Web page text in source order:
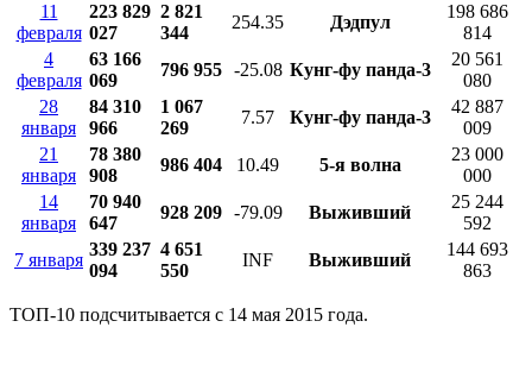
11
февраля
223 829
027
2 821
344
254.35 Дэдпул
198 686
814
4
февраля
63 166
069
796 955 -25.08 Кунг-фу панда-3
20 561
080
28
января
84 310
966
1 067
269
7.57 Кунг-фу панда-3
42 887
009
21
января
78 380
908
986 404 10.49 5-я волна
23 000
000
14
января
70 940
647
928 209 -79.09 Выживший
25 244
592
7 января
339 237
094
4 651
550
INF Выживший
144 693
863
ТОП-10 подсчитывается с 14 мая 2015 года.